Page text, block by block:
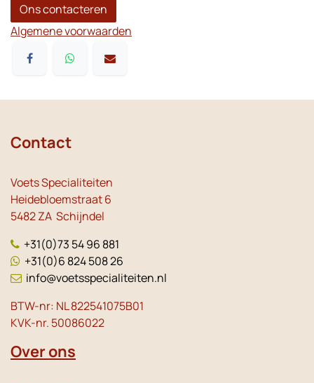
Ons contacteren
Algemene voorwaarden
Contact
Voets Specialiteiten
Heidebloemstraat 6
5482 ZA Schijndel
+31(0)73 54 96 881
+31(0)6 824 508 26
info@voetsspecialiteiten.nl
BTW-nr: NL 822541075B01
KVK-nr. 50086022
Over ons